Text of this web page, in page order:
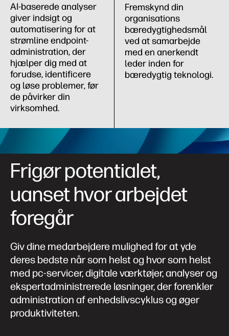
AI-baserede analyser
giver indsigt og
automatisering for at
strømline endpoint-
administration, der
hjælper dig med at
forudse, identificere
og løse problemer, før
de påvirker din
virksomhed.
Fremskynd din
organisations
bæredygtighedsmål
ved at samarbejde
med en anerkendt
leder inden for
bæredygtig teknologi.
Frigør potentialet,
uanset hvor arbejdet
foregår
Giv dine medarbejdere mulighed for at yde
deres bedste når som helst og hvor som helst
med pc-servicer, digitale værktøjer, analyser og
ekspertadministrerede løsninger, der forenkler
administration af enhedslivscyklus og øger
produktiviteten.